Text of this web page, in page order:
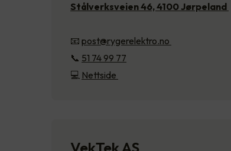
Stålverksveien 46, 4100 Jørpeland
📧 post@rygerelektro.no
📞 51 74 99 77
💻 Nettside